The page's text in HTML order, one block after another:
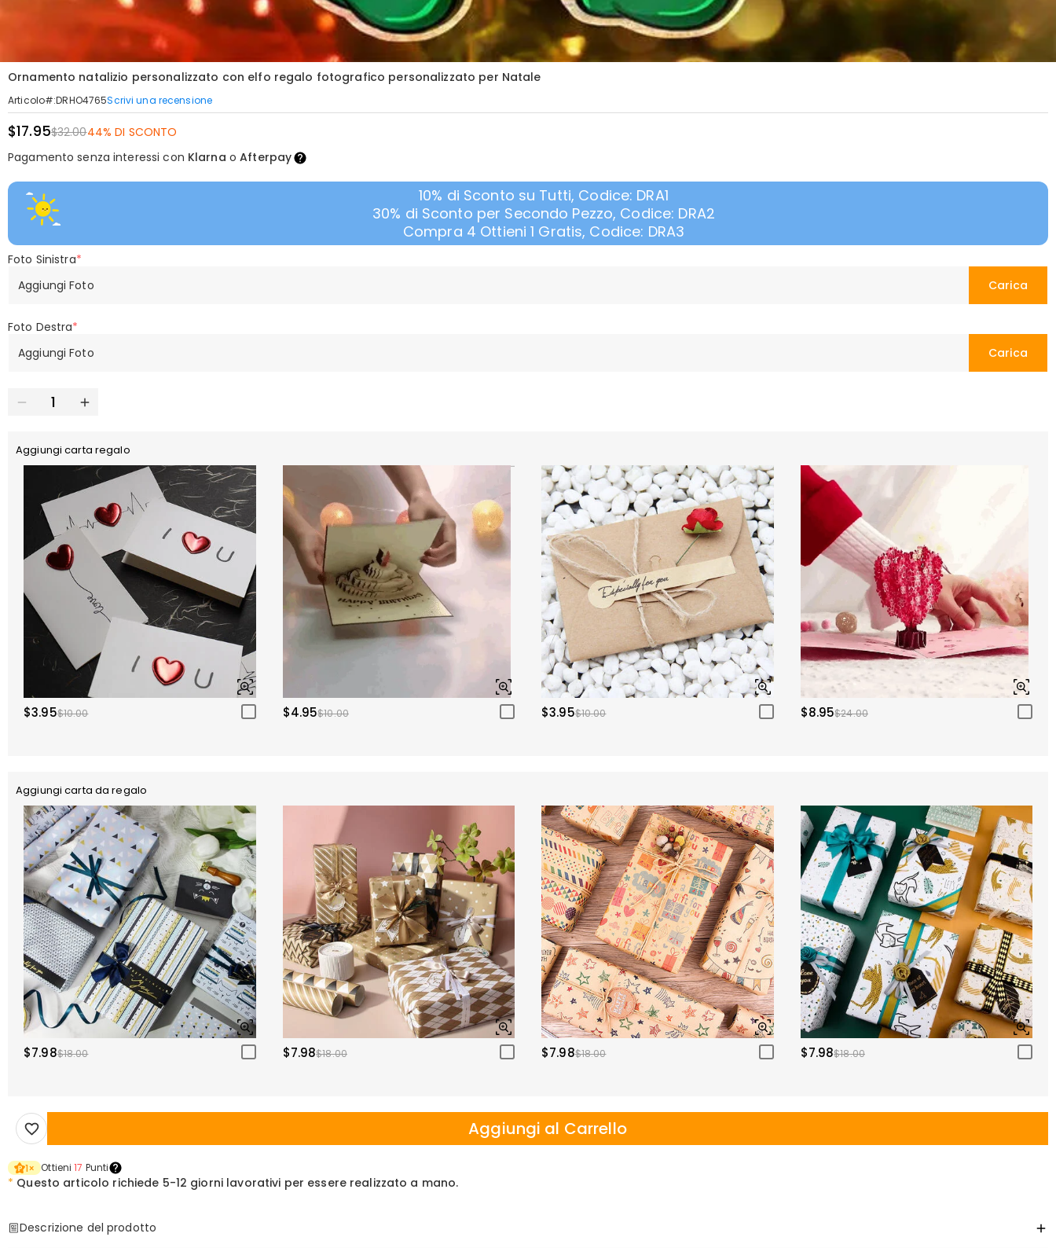
Ornamento natalizio personalizzato con elfo regalo fotografico personalizzato per Natale
Articolo#:DRHO4765Scrivi una recensione
$17.95$32.0044% DI SCONTO
Pagamento senza interessi con Klarna oAfterpay
10% di Sconto su Tutti, Codice: DRA1
30% di Sconto per Secondo Pezzo, Codice: DRA2
Compra 4 Ottieni 1 Gratis, Codice: DRA3
Foto Sinistra*
Aggiungi Foto
Carica
Foto Destra*
Aggiungi Foto
Carica
Aggiungi carta regalo
$3.95$10.00 $4.95$10.00 $3.95$10.00 $8.95$24.00
Aggiungi carta da regalo
$7.98$18.00 $7.98$18.00 $7.98$18.00 $7.98$18.00
Aggiungi al Carrello
1× Ottieni17 Punti
* Questo articolo richiede 5-12 giorni lavorativi per essere realizzato a mano.
Descrizione del prodotto